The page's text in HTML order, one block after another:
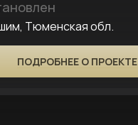
Тюменская обл.
ПОДРОБНЕЕ О ПРОЕКТЕ